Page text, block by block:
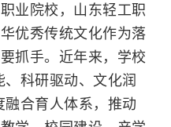
业院校，山东轻工职
优秀传统文化作为落
抓手。近年来，学校
科研驱动、文化润
融合育人体系，推动